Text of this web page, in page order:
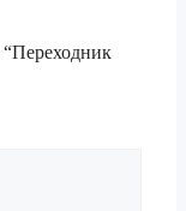
“Переходник